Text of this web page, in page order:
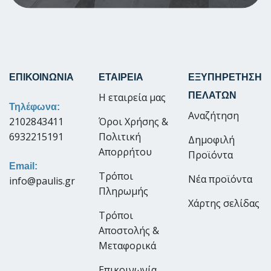
ΕΠΙΚΟΙΝΩΝΙΑ
Τηλέφωνα:
2102843411
6932215191
Email:
info@paulis.gr
ΕΤΑΙΡΕΙΑ
Η εταιρεία μας
Όροι Χρήσης &
Πολιτική
Απορρήτου
Τρόποι
Πληρωμής
Τρόποι
Αποστολής &
Μεταφορικά
ΕΞΥΠΗΡΕΤΗΣΗ
ΠΕΛΑΤΩΝ
Αναζήτηση
Δημοφιλή
Προϊόντα
Νέα προϊόντα
Χάρτης σελίδας